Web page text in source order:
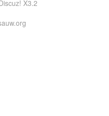
X3.2